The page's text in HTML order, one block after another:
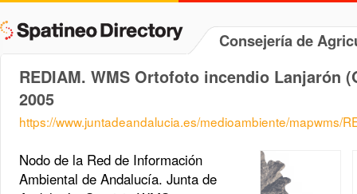
Consejería de
REDIAM. WMS Ortofoto incendio Lanjarón
2005
https://www.juntadeandalucia.es/medioambiente/mapwms/
Nodo de la Red de Información
Ambiental de Andalucía. Junta de